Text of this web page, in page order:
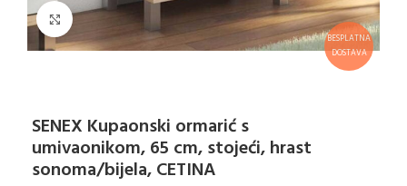
BESPLATNA
DOSTAVA
Klikni za uvećanje
SENEX Kupaonski ormarić s
umivaonikom, 65 cm, stojeći, hrast
sonoma/bijela, CETINA